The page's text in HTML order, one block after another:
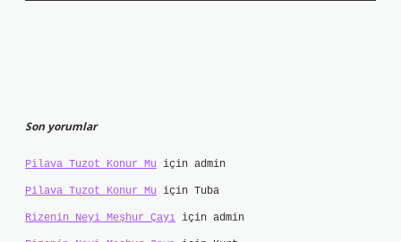
Son yorumlar
Pilava Tuzot Konur Mu için admin
Pilava Tuzot Konur Mu için Tuba
Rizenin Neyi Meşhur Çayı için admin